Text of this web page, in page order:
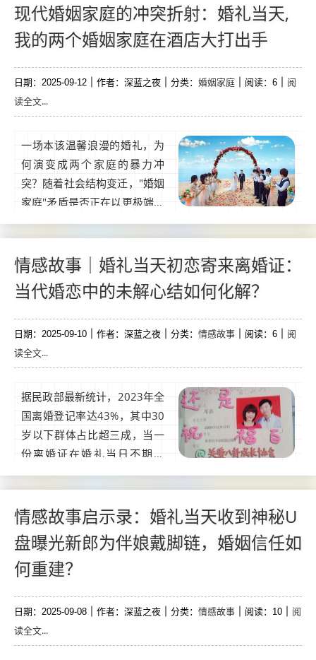
当天产生的强烈离婚预感，背
是当代婚恋关系中普遍存在的
信任危机与情感盲区。婚前预
兆：为何甜蜜期会突现"情感裂
缝"？（婚前焦虑、...
现代婚姻家庭的冲突折射：婚礼当天,
我的两个婚姻家庭在酒店大打出手
日期：2025-09-12 作者：深蓝之夜 分类： 婚姻家庭 阅读：6
阅
读全文...
一场本该温馨浪漫的婚礼，为
何演变成两个家庭的暴力冲
突？随着社会结构变迁，"婚姻
家庭"矛盾是否正在以更极端的
方式显现？ 据《2023年中国
婚庆行业纠纷报告》统计，"婚
礼现场突发冲突"类投诉同比增
家庭经济或习俗分歧，这场"两
个婚姻家庭大打出手"的闹剧并
非孤例，而是折射出当代婚恋
关系中亟待重视...
情感故事｜婚礼当天初恋寄来离婚证：
当代婚恋中的未解心结如何化解？
日期：2025-09-10 作者：深蓝之夜 分类： 情感故事 阅读：6
阅
读全文...
据民政部最新统计，2023年全
国离婚登记率达43%，其中30
岁以下群体占比超三成，当一
份离婚证在婚礼当日不期而
至，是初恋的执念未消，还是
现代人情感纠葛的缩影？本期
情感故事专栏，我们将通过真
弹”，探讨如何理性应对过往情
感阴影。【初恋执念为何总在
究显示，90%的成年...
情感故事启示录：婚礼当天收到神秘U
盘曝光新郎为伴娘戴脚链，婚姻信任如
何重建？
日期：2025-09-08 作者：深蓝之夜 分类： 情感故事 阅读：10
阅
读全文...